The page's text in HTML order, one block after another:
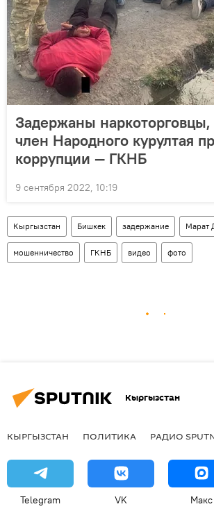
Задержаны
член Народного курултая
коррупции — ГКНБ
9 сентября 2022, 10:19
Кыргызстан Бишкек задержание Марат
мошенничество ГКНБ видео фото
Кыргызстан
КЫРГЫЗСТАН ПОЛИТИКА РАДИО
Telegram VK Макс